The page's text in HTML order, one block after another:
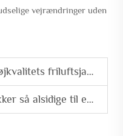
vejrændringer uden
til langvarig brug
til enhver lejlighed